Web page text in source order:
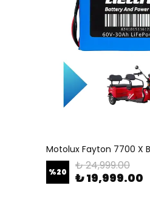
%20 ₺ 24,999.00
₺ 19,999.00